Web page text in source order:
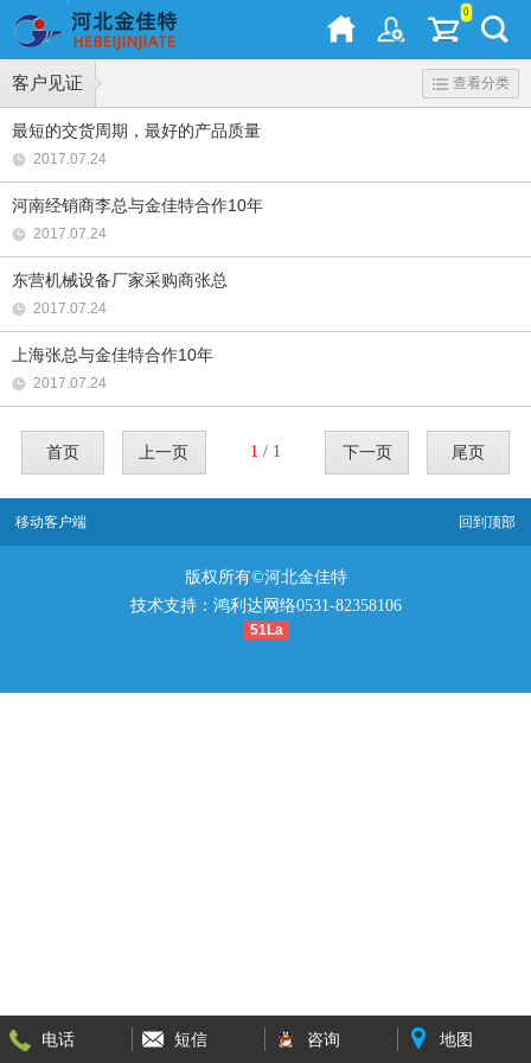
0
客户见证 查看分类
最短的交货周期，最好的产品质量
2017.07.24
河南经销商李总与金佳特合作10年
2017.07.24
东营机械设备厂家采购商张总
2017.07.24
上海张总与金佳特合作10年
2017.07.24
首页 上一页 1 / 1 下一页 尾页
移动客户端 回到顶部
版权所有©河北金佳特
技术支持：鸿利达网络0531-82358106
51La
电话 短信 咨询 地图